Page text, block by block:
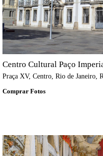
Centro Cultural Paço
Praça XV, Centro, Rio de Janeiro,
Comprar Fotos